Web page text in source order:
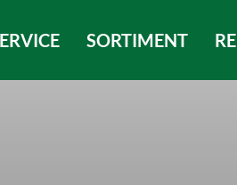
SORTIMENT